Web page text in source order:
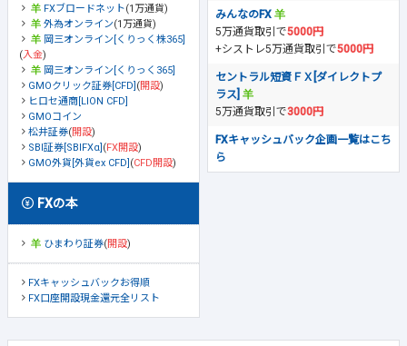
FXブロードネット(1万通貨)
外為オンライン(1万通貨)
岡三オンライン[くりっく株365]
(入金)
岡三オンライン[くりっく365]
GMOクリック証券[CFD] (開設)
ヒロセ通商[LION CFD]
GMOコイン
松井証券(開設)
SBI証券[SBIFXα] (FX開設)
GMO外貨[外貨ex CFD] (CFD開設)
FXの本
ひまわり証券(開設)
FXキャッシュバックお得順
FX口座開設現金還元全リスト
みんなのFX
5万通貨取引で5000円
+シストレ5万通貨取引で5000円
セントラル短資ＦＸ[ダイレクトプ
ラス]
5万通貨取引で3000円
FXキャッシュバック企画一覧はこち
ら